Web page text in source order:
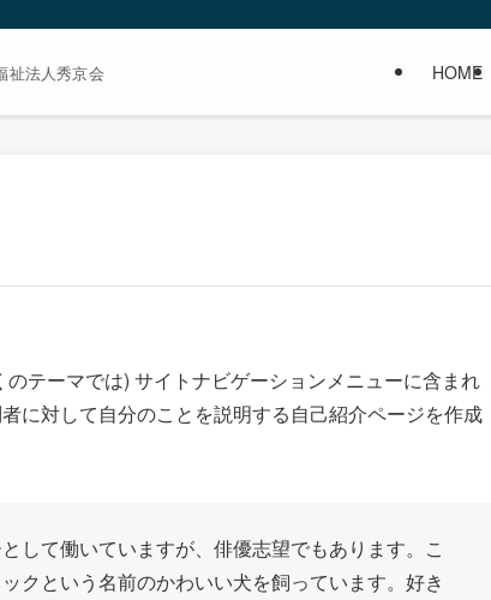
祉法人秀京会 HOME
テーマでは) サイトナビゲーションメニューに含まれ
に対して自分のことを説明する自己紹介ページを作成
して働いていますが、俳優志望でもあります。こ
クという名前のかわいい犬を飼っています。好き